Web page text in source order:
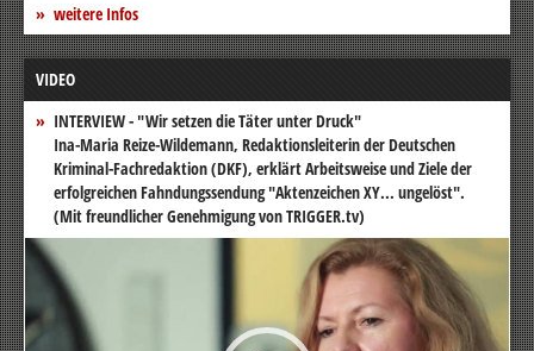
weitere Infos
VIDEO
INTERVIEW - "Wir setzen die Täter unter Druck"
Ina-Maria Reize-Wildemann, Redaktionsleiterin der Deutschen
Kriminal-Fachredaktion (DKF), erklärt Arbeitsweise und Ziele der
erfolgreichen Fahndungssendung "Aktenzeichen XY... ungelöst".
(Mit freundlicher Genehmigung von TRIGGER.tv)
Video-
Player